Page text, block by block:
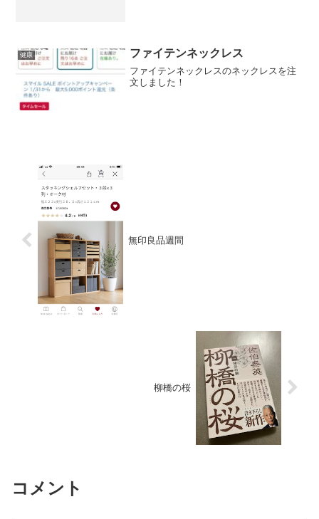
健康 ファイテンネックレス
ファイテンネックレスのネックレスを注
文しました！
無印良品週間
柳橋の桜
コメント